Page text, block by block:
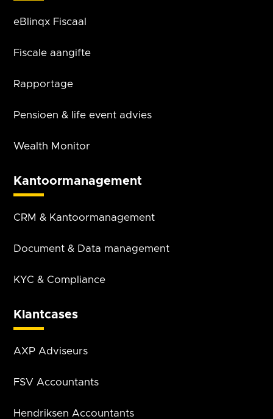
eBlinqx Fiscaal
Fiscale aangifte
Rapportage
Pensioen & life event advies
Wealth Monitor
Kantoor­management
CRM & Kantoor­management
Document & Data management
KYC & Compliance
Klantcases
AXP Adviseurs
FSV Accountants
Hendriksen Accountants